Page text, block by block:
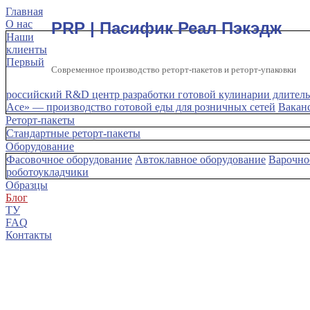
PRP | Пасифик Реал Пэкэдж
Современное производство реторт-пакетов и реторт-упаковки
Главная
О нас
Наши
клиенты
Первый
российский R&D центр разработки готовой кулинарии
Ace» — производство готовой еды для розничных сетей
Реторт-пакеты
Стандартные реторт-пакеты
Оборудование
Фасовочное оборудование Автоклавное оборудование
роботоукладчики
Образцы
Блог
ТУ
FAQ
Контакты